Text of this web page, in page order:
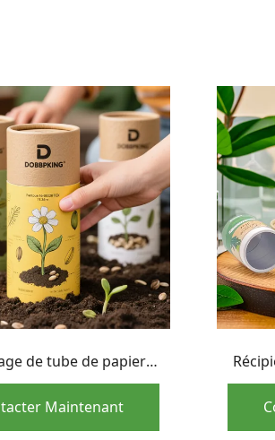
de tube de papier
biodégradable
personnalisée en gros
Maintenant
de